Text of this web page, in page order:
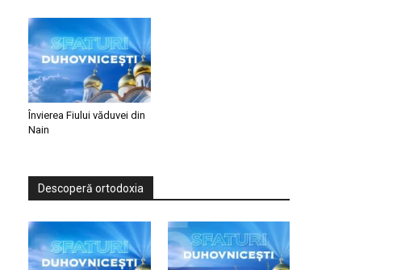
Învierea Fiului văduvei din
Nain
Descoperă ortodoxia